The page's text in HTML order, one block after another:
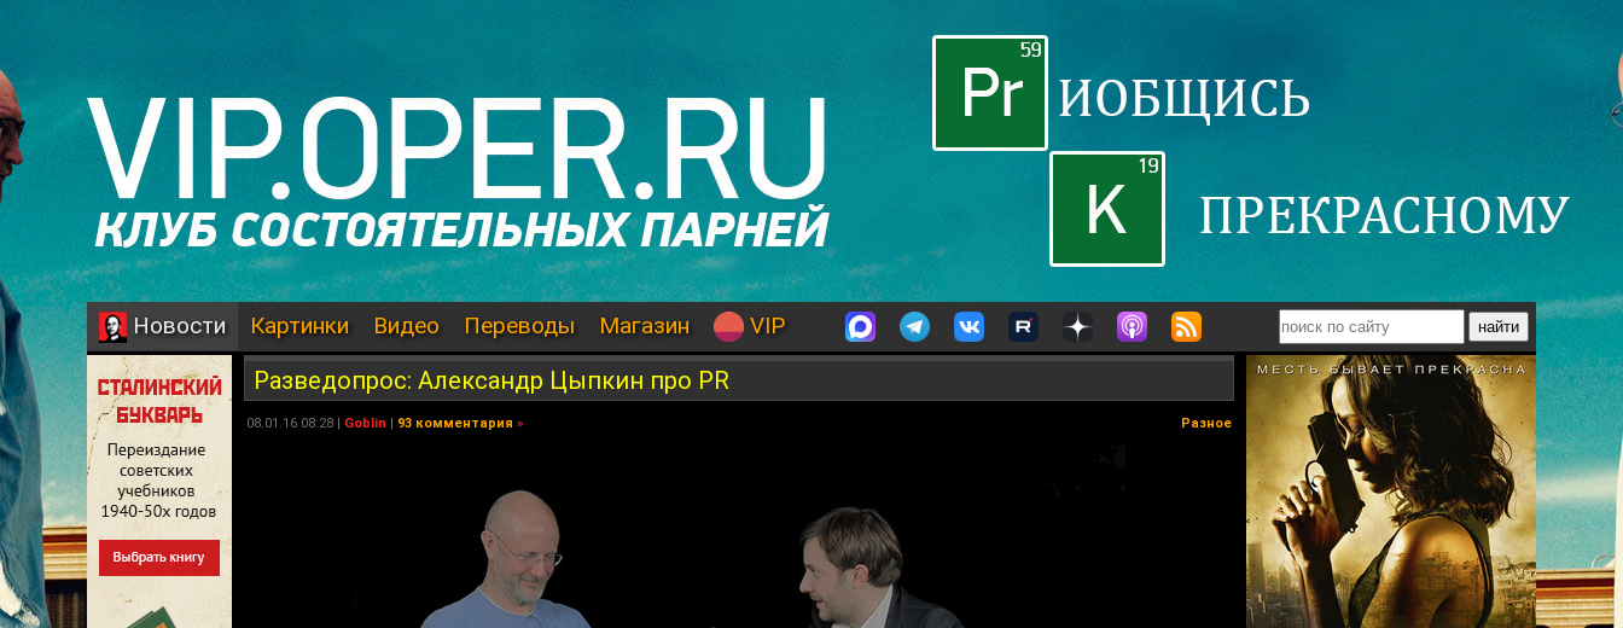
Новости Картинки Видео Переводы Магазин VIP
Разведопрос: Александр Цыпкин про PR
08.01.16 08:28 | Goblin | 93 комментария » Разное